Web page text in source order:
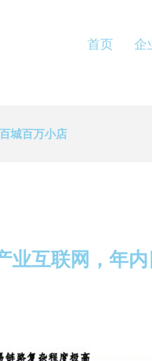
首页 企
城百万小店
业互联网，年